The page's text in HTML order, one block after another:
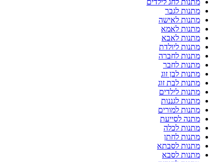
מתנות לגבר
מתנות לאישה
מתנות לאמא
מתנות לאבא
מתנות ליולדת
מתנות לחברה
מתנות לחבר
מתנות לבן זוג
מתנות לבת זוג
מתנות לילדים
מתנות לגננות
מתנות למורים
מתנה לסייעת
מתנות לכלה
מתנות לחתן
מתנות לסבתא
מתנות לסבא